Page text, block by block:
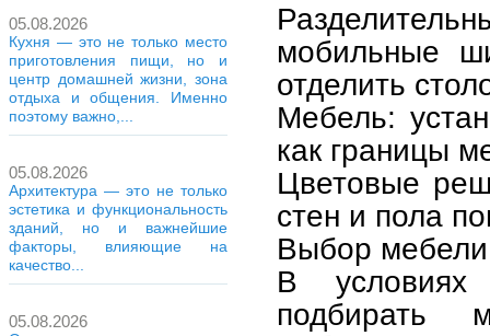
05.08.2026
Кухня — это не только место
приготовления пищи, но и
центр домашней жизни, зона
отдыха и общения. Именно
поэтому важно,...
05.08.2026
Архитектура — это не только
эстетика и функциональность
зданий, но и важнейшие
факторы, влияющие на
качество...
05.08.2026
мобильные
отделить
Мебель:
как границы
Цветовые
стен и пола
Выбор мебели
В условиях
подбирать